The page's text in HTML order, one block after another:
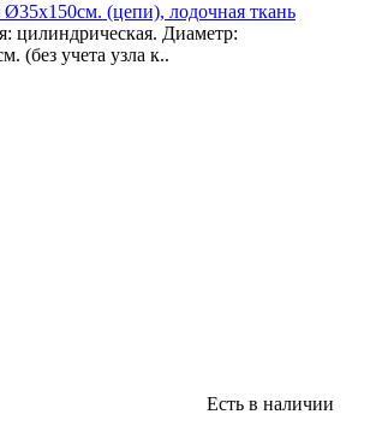
(цепи), лодочная ткань
цилиндрическая. Диаметр:
(без учета узла к..
Есть в наличии